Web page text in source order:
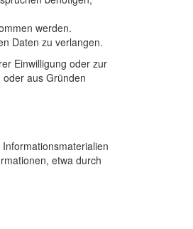
werden.
Daten zu verlangen.
Einwilligung oder zur
aus Gründen
etwa durch